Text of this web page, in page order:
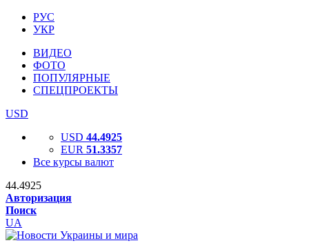
РУС
УКР
ВИДЕО
ФОТО
ПОПУЛЯРНЫЕ
СПЕЦПРОЕКТЫ
USD
USD 44.4925
EUR 51.3357
Все курсы валют
44.4925
Авторизация
Поиск
UA